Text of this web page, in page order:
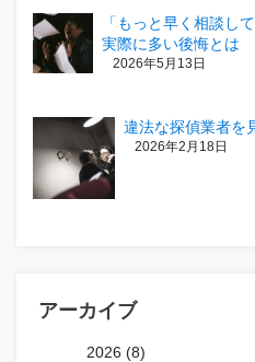
「もっと早く相談し
実際に多い後悔とは
2026年5月13日
違法な探偵業者を
2026年2月18日
アーカイブ
2026 (8)